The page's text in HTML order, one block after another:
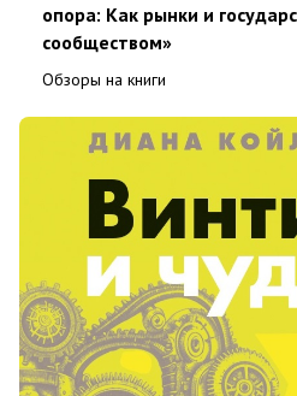
опора: Как рынки и
сообществом»
Обзоры на книги